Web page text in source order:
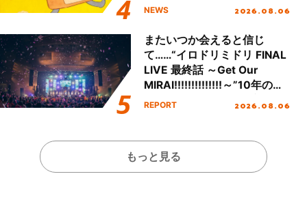
NEWS 2026.08.06
またいつか会えると信じ
て……“イロドリミドリ FINAL
LIVE 最終話 ～Get Our
MIRAI!!!!!!!!!!!!!!～”10年の活
動を経てファイナルを迎える
REPORT 2026.08.06
もっと見る